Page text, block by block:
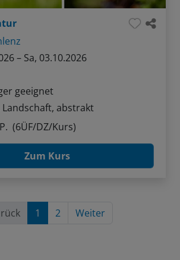
– Sa, 03.10.2026
geeignet
Landschaft, abstrakt
(6ÜF/DZ/Kurs)
Zum Kurs
1 2 Weiter